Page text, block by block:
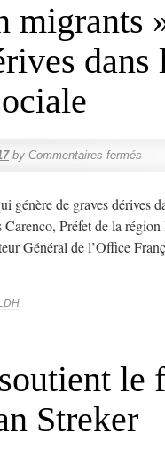
migrants
dans
by Commentaires fermés
génère de graves dérives
Carenco, Préfet de la
Général de l’Office
le
Streker